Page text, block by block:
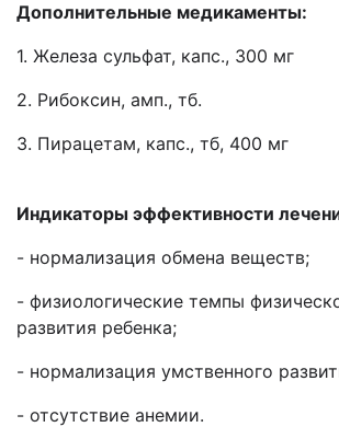
Дополнительные медикаменты:
1. Железа сульфат, капс., 300 мг
2. Рибоксин, амп., тб.
3. Пирацетам, капс., тб, 400 мг
Индикаторы эффективности
- нормализация обмена веществ;
- физиологические темпы
развития ребенка;
- нормализация умственного
- отсутствие анемии.